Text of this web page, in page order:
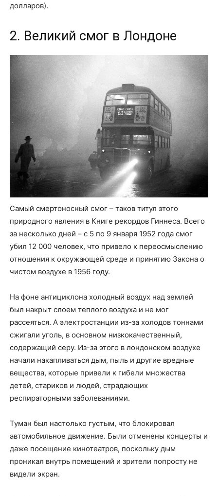
долларов).
2. Великий смог в Лондоне
Самый смертоносный смог – таков титул этого
природного явления в Книге рекордов Гиннеса. Всего
за несколько дней – с 5 по 9 января 1952 года смог
убил 12 000 человек, что привело к переосмыслению
отношения к окружающей среде и принятию Закона о
чистом воздухе в 1956 году.
На фоне антициклона холодный воздух над землей
был накрыт слоем теплого воздуха и не мог
рассеяться. А электростанции из-за холодов тоннами
сжигали уголь, в основном низкокачественный,
содержащий серу. Из-за этого в лондонском воздухе
начали накапливаться дым, пыль и другие вредные
вещества, которые привели к гибели множества
детей, стариков и людей, страдающих
респираторными заболеваниями.
Туман был настолько густым, что блокировал
автомобильное движение. Были отменены концерты и
даже посещение кинотеатров, поскольку дым
проникал внутрь помещений и зрители попросту не
видели экран.